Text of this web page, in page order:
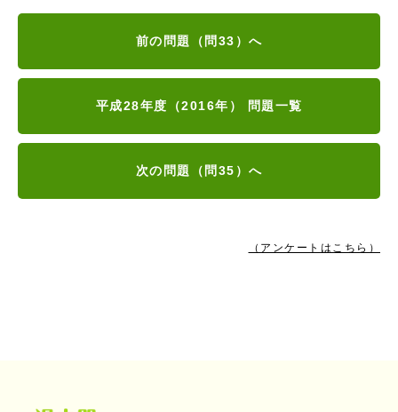
前の問題（問33）へ
平成28年度（2016年） 問題一覧
次の問題（問35）へ
（アンケートはこちら）